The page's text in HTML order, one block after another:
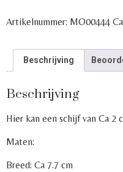
Artikelnummer: MO00444
Beschrijving
Beschrijving
Hier kan een schijf van Ca 2
Maten:
Breed: Ca 7.7 cm